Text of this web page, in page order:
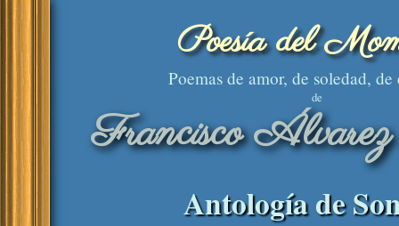
Poesía del
Poemas de amor, de soledad, de
de
Francisco
Antología de